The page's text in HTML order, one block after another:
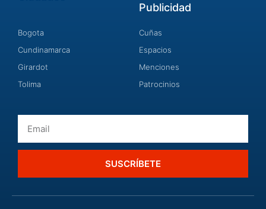
Bogota
Cundinamarca
Girardot
Tolima
Publicidad
Cuñas
Espacios
Menciones
Patrocinios
SUSCRÍBETE